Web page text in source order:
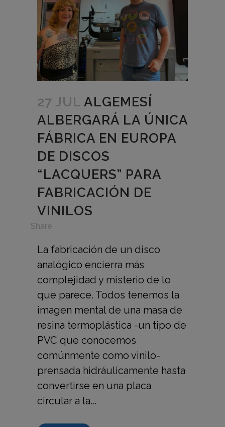
27 JUL ALGEMESÍ
ALBERGARÁ LA ÚNICA
FÁBRICA EN EUROPA
DE DISCOS
“LACQUERS” PARA
FABRICACIÓN DE
VINILOS
Share
La fabricación de un disco
analógico encierra más
complejidad y misterio de lo
que parece. Todos tenemos la
imagen mental de una masa de
resina termoplástica -un tipo de
PVC que conocemos
comúnmente como vinilo-
prensada hidráulicamente hasta
convertirse en una placa
circular a la...